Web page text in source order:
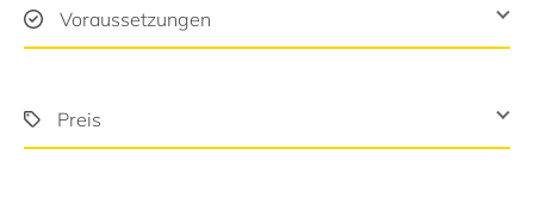
Voraussetzungen
Preis